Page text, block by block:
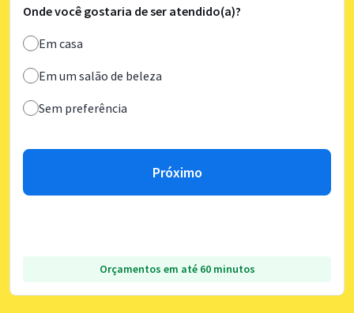
Onde você gostaria de ser atendido(a)?
Em casa
Em um salão de beleza
Sem preferência
Próximo
Orçamentos em até 60 minutos